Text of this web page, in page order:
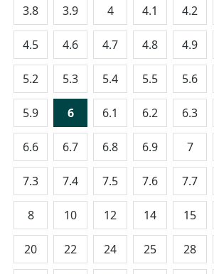
3.8 3.9 4 4.1 4.2
4.5 4.6 4.7 4.8 4.9
5.2 5.3 5.4 5.5 5.6
5.9 6 6.1 6.2 6.3
6.6 6.7 6.8 6.9 7
7.3 7.4 7.5 7.6 7.7
8 10 12 14 15
20 22 24 25 28